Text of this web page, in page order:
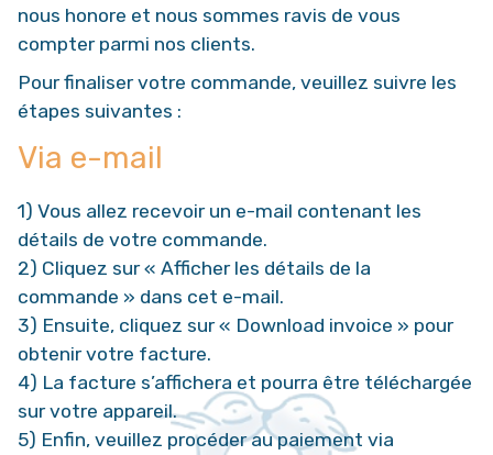
nous honore et nous sommes ravis de vous
compter parmi nos clients.
Pour finaliser votre commande, veuillez suivre les
étapes suivantes :
Via e-mail
1) Vous allez recevoir un e-mail contenant les
détails de votre commande.
2) Cliquez sur « Afficher les détails de la
commande » dans cet e-mail.
3) Ensuite, cliquez sur « Download invoice » pour
obtenir votre facture.
4) La facture s’affichera et pourra être téléchargée
sur votre appareil.
5) Enfin, veuillez procéder au paiement via